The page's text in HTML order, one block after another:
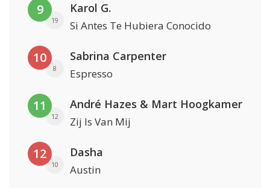
9
19
Karol G.
Si Antes Te Hubiera Conocido
10
8
Sabrina Carpenter
Espresso
11
12
André Hazes & Mart Hoogkamer
Zij Is Van Mij
12
10
Dasha
Austin